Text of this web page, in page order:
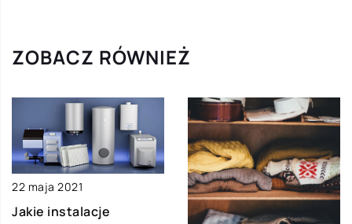
ZOBACZ RÓWNIEŻ
22 maja 2021
Jakie instalacje